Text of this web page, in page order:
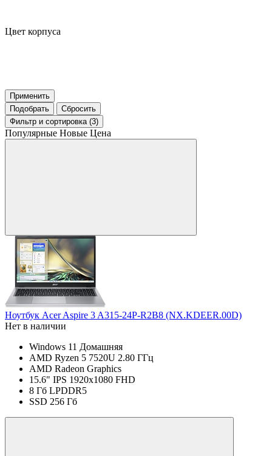
Цвет корпуса
Применить
Подобрать
Сбросить
Фильтр и сортировка (3)
Популярные Новые Цена
Ноутбук Acer Aspire 3 A315-24P-R2B8 (NX.KDEER.00D)
Нет в наличии
Windows 11 Домашняя
AMD Ryzen 5 7520U 2.80 ГГц
AMD Radeon Graphics
15.6" IPS 1920x1080 FHD
8 Гб LPDDR5
SSD 256 Гб